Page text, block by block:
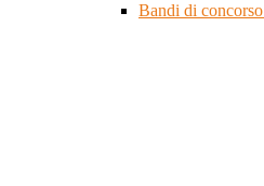
Bandi di concorso